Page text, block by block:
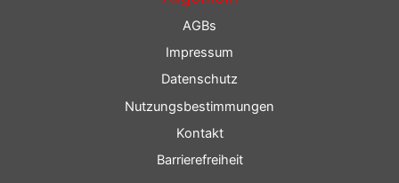
AGBs
Impressum
Datenschutz
Nutzungsbestimmungen
Kontakt
Barrierefreiheit